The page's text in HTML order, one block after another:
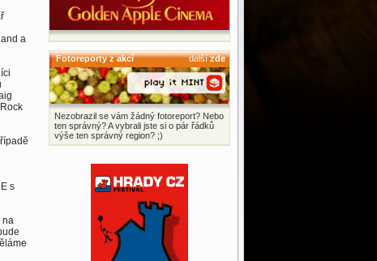
a
s
na
Fotoreporty z akcí dalšízde
Nezobrazil se vám žádný fotoreport? Nebo
ten správný? A vybrali jste si o pár řádků
výše ten správný region? ;)